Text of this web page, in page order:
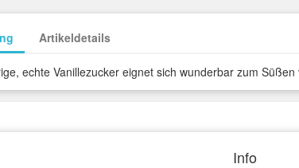
Artikeldetails
echte Vanillezucker eignet sich wunderbar zum
Info